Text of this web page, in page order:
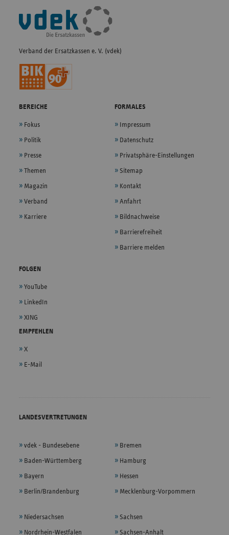
Fußleisten-
Navigation
Verband der Ersatzkassen e. V. (vdek)
BEREICHE
Fokus
Politik
Presse
Themen
Magazin
Verband
Karriere
FORMALES
Impressum
Datenschutz
Privatsphäre-Einstellungen
Sitemap
Kontakt
Anfahrt
Bildnachweise
Barrierefreiheit
Barriere melden
FOLGEN
YouTube
LinkedIn
XING
EMPFEHLEN
X
E-Mail
LANDESVERTRETUNGEN
vdek - Bundesebene
Baden-Württemberg
Bayern
Berlin/Brandenburg
Bremen
Hamburg
Hessen
Mecklenburg-Vorpommern
Niedersachsen
Nordrhein-Westfalen
Sachsen
Sachsen-Anhalt